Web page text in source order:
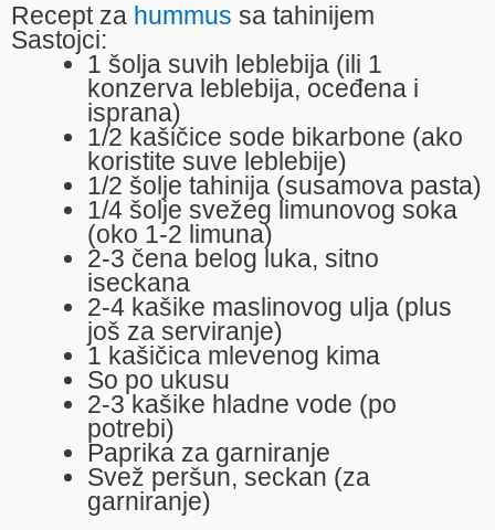
Recept za hummus sa tahinijem
Sastojci:
1 šolja suvih leblebija (ili 1
konzerva leblebija, oceđena i
isprana)
1/2 kašičice sode bikarbone (ako
koristite suve leblebije)
1/2 šolje tahinija (susamova pasta)
1/4 šolje svežeg limunovog soka
(oko 1-2 limuna)
2-3 čena belog luka, sitno
iseckana
2-4 kašike maslinovog ulja (plus
još za serviranje)
1 kašičica mlevenog kima
So po ukusu
2-3 kašike hladne vode (po
potrebi)
Paprika za garniranje
Svež peršun, seckan (za
garniranje)